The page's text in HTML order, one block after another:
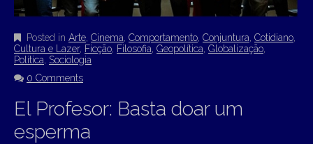
Posted in Arte Cinema Comportamento Conjuntura Cotidiano
Cultura e Lazer, Ficção Filosofia Geopolítica Globalização
Política Sociologia
0 Comments
El Profesor: Basta doar um
esperma